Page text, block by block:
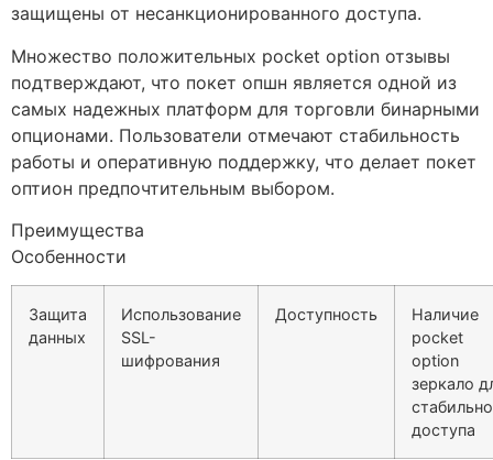
защищены от несанкционированного доступа.
Множество положительных pocket option отзывы
подтверждают, что покет опшн является одной из
самых надежных платформ для торговли бинарными
опционами. Пользователи отмечают стабильность
работы и оперативную поддержку, что делает покет
оптион предпочтительным выбором.
Преимущества
Особенности
Защита
данных
Использование
SSL-
шифрования
Доступность
Наличие
pocket
option
зеркало
доступа